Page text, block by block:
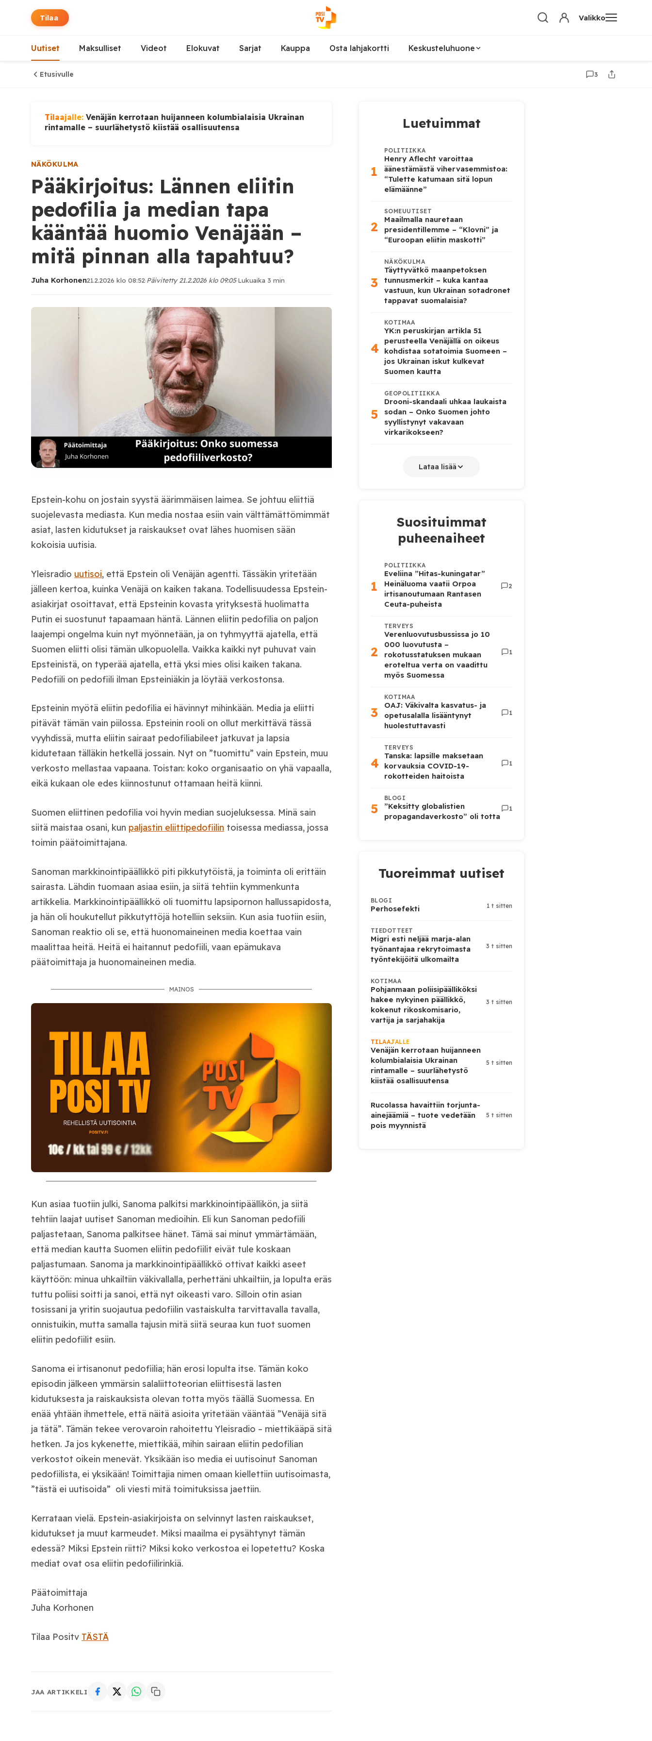
Tilaa Valikko
Uutiset Maksulliset Videot Elokuvat Sarjat Kauppa Osta lahjakortti Keskusteluhuone
Etusivulle 3
Tilaajalle: Venäjän kerrotaan huijanneen kolumbialaisia Ukrainan
rintamalle – suurlähetystö kiistää osallisuutensa
NÄKÖKULMA
Pääkirjoitus: Lännen eliitin
pedofilia ja median tapa
kääntää huomio Venäjään –
mitä pinnan alla tapahtuu?
Juha Korhonen21.2.2026 klo 08:52·Päivitetty 21.2.2026 klo 09:05·Lukuaika 3 min
Epstein-kohu on jostain syystä äärimmäisen laimea. Se johtuu eliittiä
suojelevasta mediasta. Kun media nostaa esiin vain välttämättömimmät
asiat, lasten kidutukset ja raiskaukset ovat lähes huomisen sään
kokoisia uutisia.
Yleisradio uutisoi, että Epstein oli Venäjän agentti. Tässäkin yritetään
jälleen kertoa, kuinka Venäjä on kaiken takana. Todellisuudessa Epstein-
asiakirjat osoittavat, että Epsteinin kovasta yrityksestä huolimatta
Putin ei suostunut tapaamaan häntä. Lännen eliitin pedofilia on paljon
laajempi ongelma kuin nyt myönnetään, ja on tyhmyyttä ajatella, että
Suomen eliitti olisi tämän ulkopuolella. Vaikka kaikki nyt puhuvat vain
Epsteinistä, on typerää ajatella, että yksi mies olisi kaiken takana.
Pedofiili on pedofiili ilman Epsteiniäkin ja löytää verkostonsa.
Epsteinin myötä eliitin pedofilia ei hävinnyt mihinkään. Media ja eliitti
pitävät tämän vain piilossa. Epsteinin rooli on ollut merkittävä tässä
vyyhdissä, mutta eliitin sairaat pedofiliabileet jatkuvat ja lapsia
kidutetaan tälläkin hetkellä jossain. Nyt on ”tuomittu” vain Epstein, muu
verkosto mellastaa vapaana. Toistan: koko organisaatio on yhä vapaalla,
eikä kukaan ole edes kiinnostunut ottamaan heitä kiinni.
Suomen eliittinen pedofilia voi hyvin median suojeluksessa. Minä sain
siitä maistaa osani, kun paljastin eliittipedofiilin toisessa mediassa, jossa
toimin päätoimittajana.
Sanoman markkinointipäällikkö piti pikkutytöistä, ja toiminta oli erittäin
sairasta. Lähdin tuomaan asiaa esiin, ja siitä tehtiin kymmenkunta
artikkelia. Markkinointipäällikkö oli tuomittu lapsipornon hallussapidosta,
ja hän oli houkutellut pikkutyttöjä hotelliin seksiin. Kun asia tuotiin esiin,
Sanoman reaktio oli se, että huonomaineinen media koettaa vain
maalittaa heitä. Heitä ei haitannut pedofiili, vaan epämukava
päätoimittaja ja huonomaineinen media.
MAINOS
Kun asiaa tuotiin julki, Sanoma palkitsi markkinointipäällikön, ja siitä
tehtiin laajat uutiset Sanoman medioihin. Eli kun Sanoman pedofiili
paljastetaan, Sanoma palkitsee hänet. Tämä sai minut ymmärtämään,
että median kautta Suomen eliitin pedofiilit eivät tule koskaan
paljastumaan. Sanoma ja markkinointipäällikkö ottivat kaikki aseet
käyttöön: minua uhkailtiin väkivallalla, perhettäni uhkailtiin, ja lopulta eräs
tuttu poliisi soitti ja sanoi, että nyt oikeasti varo. Silloin otin asian
tosissani ja yritin suojautua pedofiilin vastaiskulta tarvittavalla tavalla,
onnistuikin, mutta samalla tajusin mitä siitä seuraa kun tuot suomen
eliitin pedofiilit esiin.
Sanoma ei irtisanonut pedofiilia; hän erosi lopulta itse. Tämän koko
episodin jälkeen ymmärsin salaliittoteorian eliittisestä lasten
kidutuksesta ja raiskauksista olevan totta myös täällä Suomessa. En
enää yhtään ihmettele, että näitä asioita yritetään vääntää ”Venäjä sitä
ja tätä”. Tämän tekee verovaroin rahoitettu Yleisradio – miettikääpä sitä
hetken. Ja jos kykenette, miettikää, mihin sairaan eliitin pedofilian
verkostot oikein menevät. Yksikään iso media ei uutisoinut Sanoman
pedofiilista, ei yksikään! Toimittajia nimen omaan kiellettiin uutisoimasta,
”tästä ei uutisoida” oli viesti mitä toimituksissa jaettiin.
Kerrataan vielä. Epstein-asiakirjoista on selvinnyt lasten raiskaukset,
kidutukset ja muut karmeudet. Miksi maailma ei pysähtynyt tämän
edessä? Miksi Epstein riitti? Miksi koko verkostoa ei lopetettu? Koska
mediat ovat osa eliitin pedofiilirinkiä.
Päätoimittaja
Juha Korhonen
Tilaa Positv TÄSTÄ
JAA ARTIKKELI
Luetuimmat
1
POLITIIKKA
Henry Aflecht varoittaa
äänestämästä vihervasemmistoa:
“Tulette katumaan sitä lopun
elämäänne”
2
SOMEUUTISET
Maailmalla nauretaan
presidentillemme – “Klovni” ja
“Euroopan eliitin maskotti”
3
NÄKÖKULMA
Täyttyvätkö maanpetoksen
tunnusmerkit – kuka kantaa
vastuun, kun Ukrainan sotadronet
tappavat suomalaisia?
4
KOTIMAA
YK:n peruskirjan artikla 51
perusteella Venäjällä on oikeus
kohdistaa sotatoimia Suomeen –
jos Ukrainan iskut kulkevat
Suomen kautta
5
GEOPOLITIIKKA
Drooni-skandaali uhkaa laukaista
sodan – Onko Suomen johto
syyllistynyt vakavaan
virkarikokseen?
Lataa lisää
Suosituimmat
puheenaiheet
1
POLITIIKKA
Eveliina ”Hitas-kuningatar”
Heinäluoma vaatii Orpoa
irtisanoutumaan Rantasen
Ceuta-puheista
2
2
TERVEYS
Verenluovutusbussissa jo 10
000 luovutusta –
rokotusstatuksen mukaan
eroteltua verta on vaadittu
myös Suomessa
1
3
KOTIMAA
OAJ: Väkivalta kasvatus- ja
opetusalalla lisääntynyt
huolestuttavasti
1
4
TERVEYS
Tanska: lapsille maksetaan
korvauksia COVID-19-
rokotteiden haitoista
1
5
BLOGI
”Keksitty globalistien
propagandaverkosto” oli totta
1
Tuoreimmat uutiset
BLOGI
Perhosefekti 1 t sitten
TIEDOTTEET
Migri esti neljää marja-alan
työnantajaa rekrytoimasta
työntekijöitä ulkomailta
3 t sitten
KOTIMAA
Pohjanmaan poliisipäälliköksi
hakee nykyinen päällikkö,
kokenut rikoskomisario,
vartija ja sarjahakija
3 t sitten
TILAAJALLE
Venäjän kerrotaan huijanneen
kolumbialaisia Ukrainan
rintamalle – suurlähetystö
kiistää osallisuutensa
5 t sitten
Rucolassa havaittiin torjunta-
ainejäämiä – tuote vedetään
pois myynnistä
5 t sitten